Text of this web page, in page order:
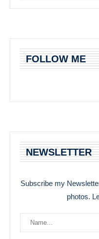
FOLLOW ME
NEWSLETTER
Subscribe my
photos.